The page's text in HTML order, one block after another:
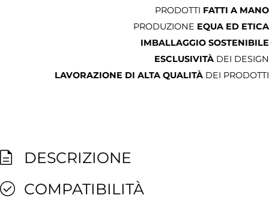
PRODOTTI FATTI A MANO
PRODUZIONE EQUA ED ETICA
IMBALLAGGIO SOSTENIBILE
ESCLUSIVITÀ DEI DESIGN
LAVORAZIONE DI ALTA QUALITÀ DEI PRODOTTI
DESCRIZIONE
COMPATIBILITÀ